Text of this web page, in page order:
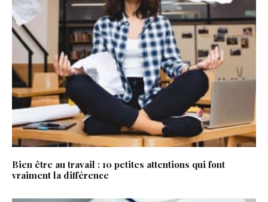
Bien être au travail : 10 petites attentions qui font
vraiment la différence